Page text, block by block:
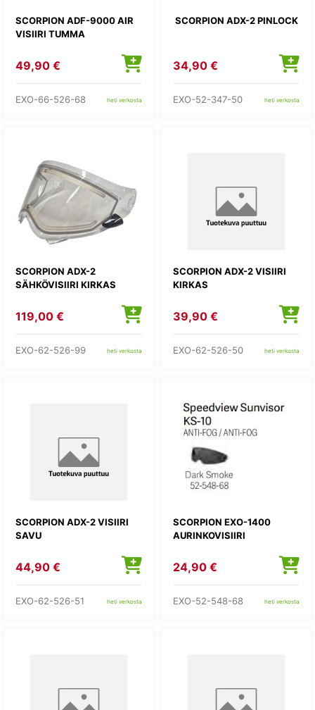
SCORPION ADF-9000 AIR
VISIIRI TUMMA
49,90 €
EXO-66-526-68 heti verkosta
SCORPION ADX-2 PINLOCK
34,90 €
EXO-52-347-50 heti verkosta
SCORPION ADX-2
SÄHKÖVISIIRI KIRKAS
119,00 €
EXO-62-526-99 heti verkosta
SCORPION ADX-2 VISIIRI
KIRKAS
39,90 €
EXO-62-526-50 heti verkosta
SCORPION ADX-2 VISIIRI
SAVU
44,90 €
EXO-62-526-51 heti verkosta
SCORPION EXO-1400
AURINKOVISIIRI
24,90 €
EXO-52-548-68 heti verkosta